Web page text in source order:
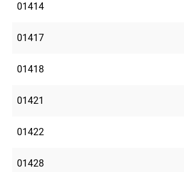
01414
01417
01418
01421
01422
01428